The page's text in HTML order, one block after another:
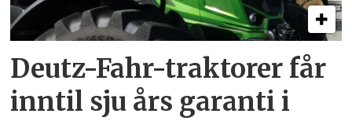
Deutz-Fahr-traktorer får
inntil sju års garanti i